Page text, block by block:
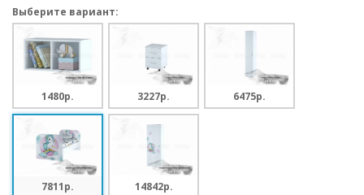
Выберите вариант:
1480p. 3227p. 6475p.
7811p. 14842p.